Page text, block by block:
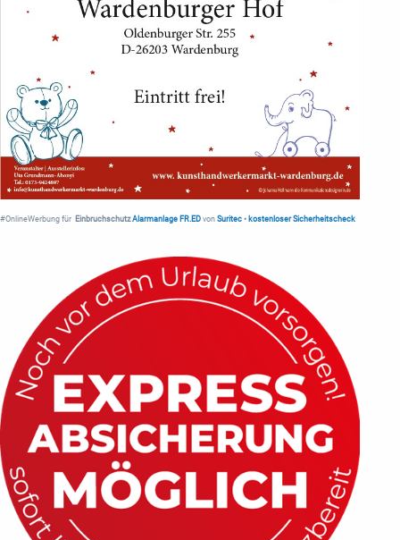
#OnlineWerbung für Einbruchschutz Alarmanlage FR.ED von Suritec • kostenloser Sicherheitscheck